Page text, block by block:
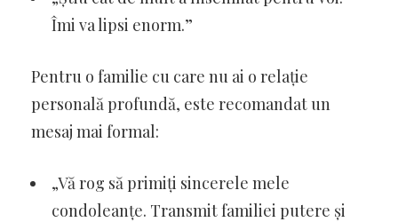
Îmi va lipsi enorm.”
Pentru o familie cu care nu ai o relație
personală profundă, este recomandat un
mesaj mai formal:
„Vă rog să primiți sincerele mele
condoleanțe. Transmit familiei putere și